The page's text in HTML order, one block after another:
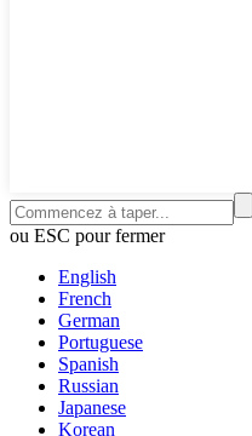
ou ESC pour fermer
English
French
German
Portuguese
Spanish
Russian
Japanese
Korean